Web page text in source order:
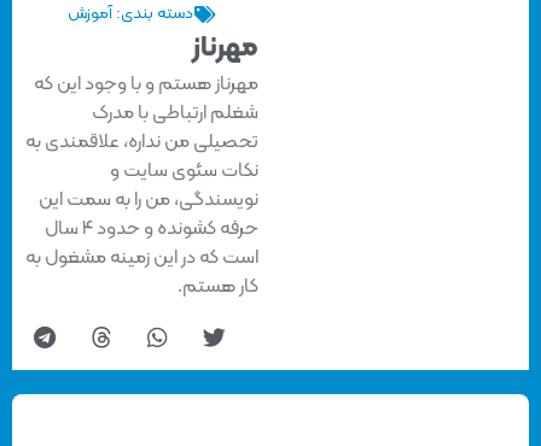
دسته بندی:آموزش
مهرناز
مهرناز هستم و با وجود این که
شغلم ارتباطی با مدرک
تحصیلی من نداره، علاقمندی به
نکات سئوی سایت و
نویسندگی، من را به سمت این
حرفه کشونده و حدود ۴ سال
است که در این زمینه مشغول به
کار هستم.